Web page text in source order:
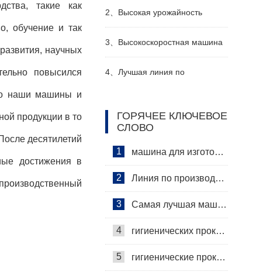
такие как
обучение и так
научных
повысился
наши машины и
продукции в то
десятилетий
достижения в
санитарные салфетки машина
Производитель Видео
2、 Высокая урожайность
женский подгузник делая
машину производитель видео
3、 Высокоскоростная машина
для производства санитарных
Видео
4、 Лучшая линия по
подгузников Производитель
ГОРЯЧЕЕ КЛЮЧЕВОЕ
СЛОВО
1 машина для изготовления гигиенических салфеток
2 Линия по производству гигиенических салфеток
3 Самая лучшая машина для гигиенических салфеток
4 гигиенических прокладок машина
5 гигиенические прокладки машина